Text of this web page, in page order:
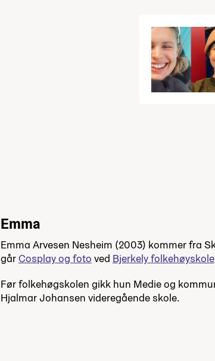
Emma
Emma Arvesen Nesheim (2003) kommer fra
gårCosplay og foto ved Bjerkely folkehøyskole
Før folkehøgskolen gikk hun Medie og
Hjalmar Johansen videregående skole.